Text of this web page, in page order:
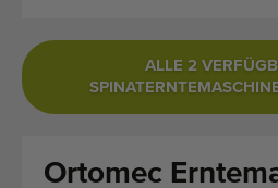
Automaten
Uber uns
ALLE 2
Ortomec